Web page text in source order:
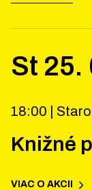
St 25.
18:00 |
Knižné
VIAC O AKCII